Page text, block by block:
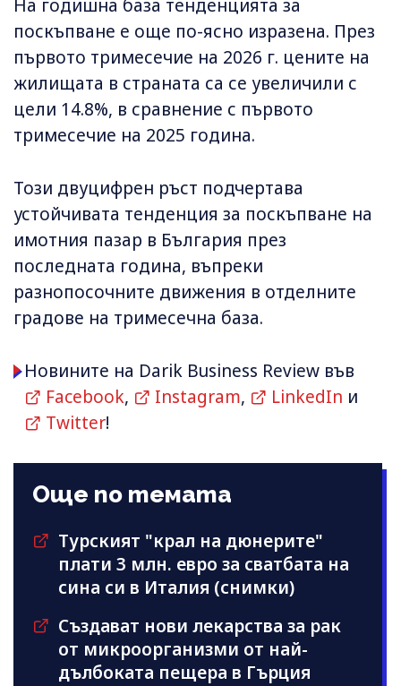
На годишна база тенденцията за
поскъпване е още по-ясно изразена. През
първото тримесечие на 2026 г. цените на
жилищата в страната са се увеличили с
цели 14.8%, в сравнение с първото
тримесечие на 2025 година.
Този двуцифрен ръст подчертава
устойчивата тенденция за поскъпване на
имотния пазар в България през
последната година, въпреки
разнопосочните движения в отделните
градове на тримесечна база.
Новините на Darik Business Review във
Facebook, Instagram, LinkedIn и
Twitter!
Още по темата
Турският "крал на дюнерите"
плати 3 млн. евро за сватбата на
сина си в Италия (снимки)
Създават нови лекарства за рак
от микроорганизми от най-
дълбоката пещера в Гърция